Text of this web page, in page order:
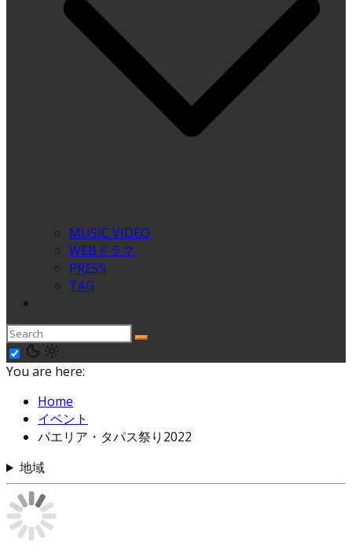
MUSIC VIDEO
WEBドラマ
PRESS
TAG
You are here:
Home
イベント
パエリア・タパス祭り2022
地域